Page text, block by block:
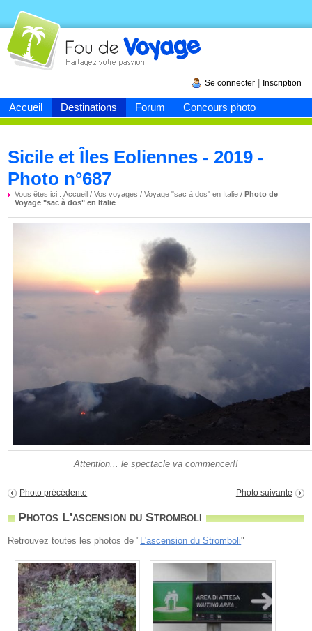
Accueil Destinations Forum Concours photo
Fou devoyage
Se connecter Inscription
Sicile et Îles Eoliennes - 2019 -
Photo n°687
Vous êtes ici :Accueil /Vos voyages /Voyage "sac à dos" en Italie /Photo de
Voyage "sac à dos" en Italie
Attention... le spectacle va commencer!!
Photo précédente Photo suivante
Photos L'ascension du Stromboli
Retrouvez toutes les photos de " L'ascension du Stromboli"